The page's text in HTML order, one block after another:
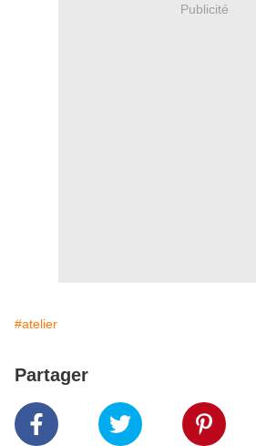
Publicité
#atelier
Partager